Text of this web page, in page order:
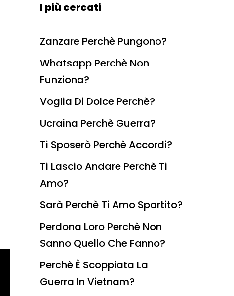
I più cercati
Zanzare Perchè Pungono?
Whatsapp Perchè Non
Funziona?
Voglia Di Dolce Perchè?
Ucraina Perchè Guerra?
Ti Sposerò Perchè Accordi?
Ti Lascio Andare Perchè Ti
Amo?
Sarà Perchè Ti Amo Spartito?
Perdona Loro Perchè Non
Sanno Quello Che Fanno?
Perchè È Scoppiata La
Guerra In Vietnam?